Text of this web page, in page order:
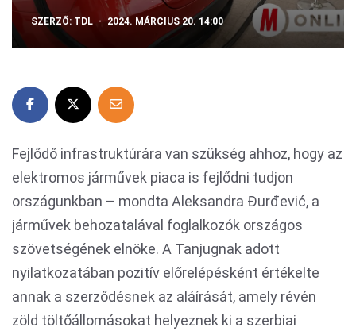
SZERZŐ: TDL 2024. MÁRCIUS 20. 14:00
Fejlődő infrastruktúrára van szükség ahhoz, hogy az
elektromos járművek piaca is fejlődni tudjon
országunkban – mondta Aleksandra Đurđević, a
járművek behozatalával foglalkozók országos
szövetségének elnöke. A Tanjugnak adott
nyilatkozatában pozitív előrelépésként értékelte
annak a szerződésnek az aláírását, amely révén
zöld töltőállomásokat helyeznek ki a szerbiai